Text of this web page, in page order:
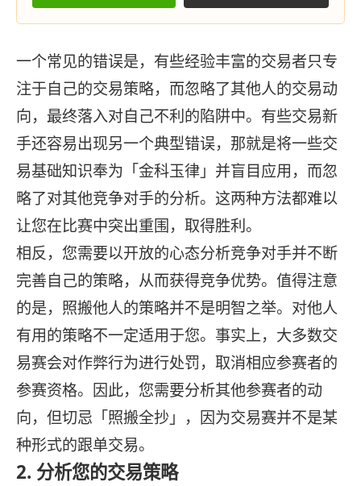
一个常见的错误是，有些经验丰富的交易者只专
注于自己的交易策略，而忽略了其他人的交易动
向，最终落入对自己不利的陷阱中。有些交易新
手还容易出现另一个典型错误，那就是将一些交
易基础知识奉为「金科玉律」并盲目应用，而忽
略了对其他竞争对手的分析。这两种方法都难以
让您在比赛中突出重围，取得胜利。
相反，您需要以开放的心态分析竞争对手并不断
完善自己的策略，从而获得竞争优势。值得注意
的是，照搬他人的策略并不是明智之举。对他人
有用的策略不一定适用于您。事实上，大多数交
易赛会对作弊行为进行处罚，取消相应参赛者的
参赛资格。因此，您需要分析其他参赛者的动
向，但切忌「照搬全抄」，因为交易赛并不是某
种形式的跟单交易。
2. 分析您的交易策略